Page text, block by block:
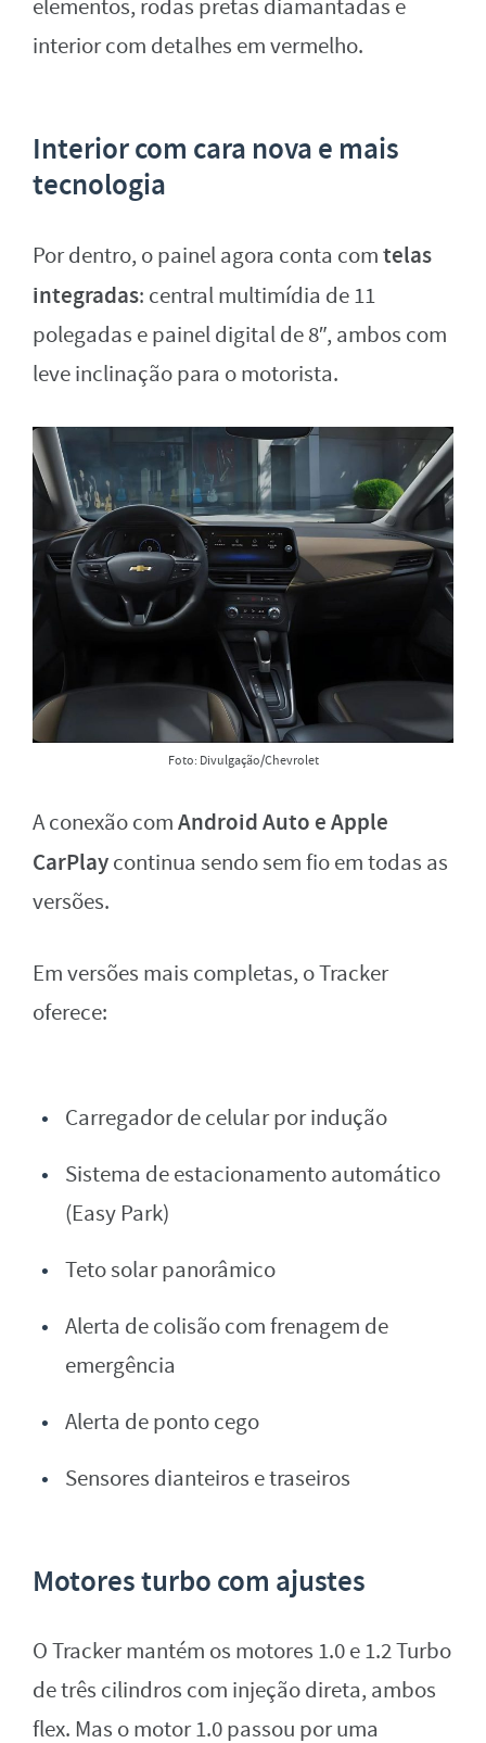
elementos, rodas pretas diamantadas e
interior com detalhes em vermelho.
Interior com cara nova e mais
tecnologia
Por dentro, o painel agora conta comtelas
integradas: central multimídia de 11
polegadas e painel digital de 8″, ambos com
leve inclinação para o motorista.
Foto: Divulgação/Chevrolet
A conexão comAndroid Auto e Apple
CarPlaycontinua sendo sem fio em todas as
versões.
Em versões mais completas, o Tracker
oferece:
Carregador de celular por indução
Sistema de estacionamento automático
(Easy Park)
Teto solar panorâmico
Alerta de colisão com frenagem de
emergência
Alerta de ponto cego
Sensores dianteiros e traseiros
Motores turbo com ajustes
O Tracker mantém os motores 1.0 e 1.2 Turbo
de três cilindros com injeção direta, ambos
flex. Mas o motor 1.0 passou por uma